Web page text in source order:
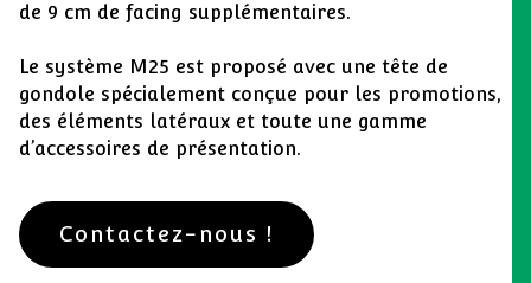
de 9 cm de facing supplémentaires.
Le système M25 est proposé avec une tête de
gondole spécialement conçue pour les promotions,
des éléments latéraux et toute une gamme
d’accessoires de présentation.
Contactez-nous !